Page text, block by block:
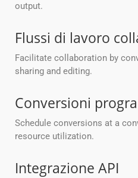
output.
Flussi di lavoro
Facilitate collaboration by
sharing and editing.
Conversioni
Schedule conversions at a
resource utilization.
Integrazione API